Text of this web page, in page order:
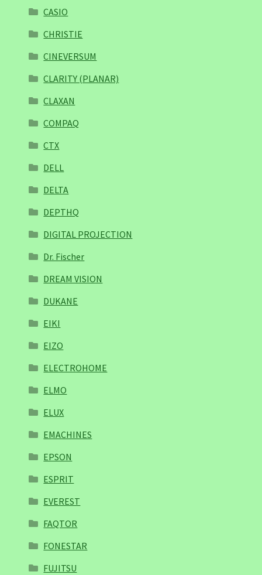
CASIO
CHRISTIE
CINEVERSUM
CLARITY (PLANAR)
CLAXAN
COMPAQ
CTX
DELL
DELTA
DEPTHQ
DIGITAL PROJECTION
Dr. Fischer
DREAM VISION
DUKANE
EIKI
EIZO
ELECTROHOME
ELMO
ELUX
EMACHINES
EPSON
ESPRIT
EVEREST
FAQTOR
FONESTAR
FUJITSU